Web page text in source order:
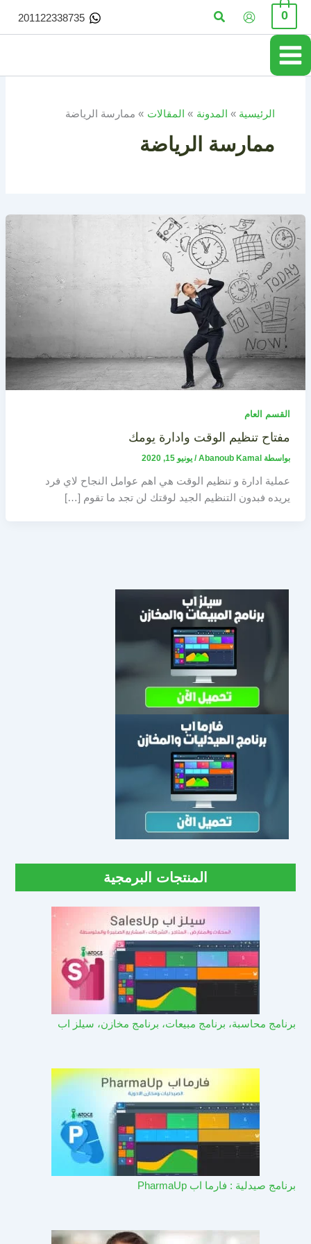
تخطي
المحتوى
0 البحث 201122338735
الرئيسية المدونة المقالات ممارسة الرياضة
ممارسة الرياضة
القسم العام
مفتاح تنظيم الوقت وادارة يومك
بواسطة Abanoub Kamal
/ يونيو 15, 2020
عملية ادارة و تنظيم الوقت هي اهم عوامل النجاح لاي فرد
يريده فبدون التنظيم الجيد لوقتك لن تجد ما تقوم […]
المنتجات البرمجية
برنامج محاسبة، برنامج مبيعات، برنامج مخازن، سيلز اب
برنامج صيدلية : فارما اب PharmaUp​